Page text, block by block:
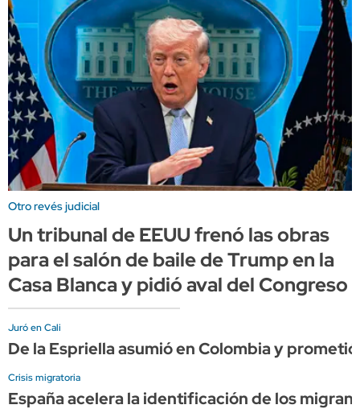
Otro revés judicial
Un tribunal de EEUU frenó las obras
para el salón de baile de Trump en la
Casa Blanca y pidió aval del Congreso
Juró en Cali
De la Espriella asumió en Colombia y
Crisis migratoria
España acelera la identificación de los